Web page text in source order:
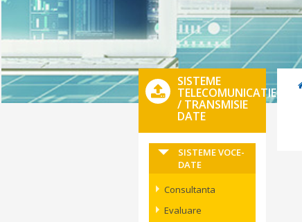
SISTEME
TELECOMUNICATIE
/ TRANSMISIE
DATE
SISTEME VOCE-
DATE
Consultanta
Evaluare